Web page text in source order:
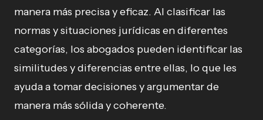
manera más precisa y eficaz. Al clasificar las
normas y situaciones jurídicas en diferentes
categorías, los abogados pueden identificar las
similitudes y diferencias entre ellas, lo que les
ayuda a tomar decisiones y argumentar de
manera más sólida y coherente.